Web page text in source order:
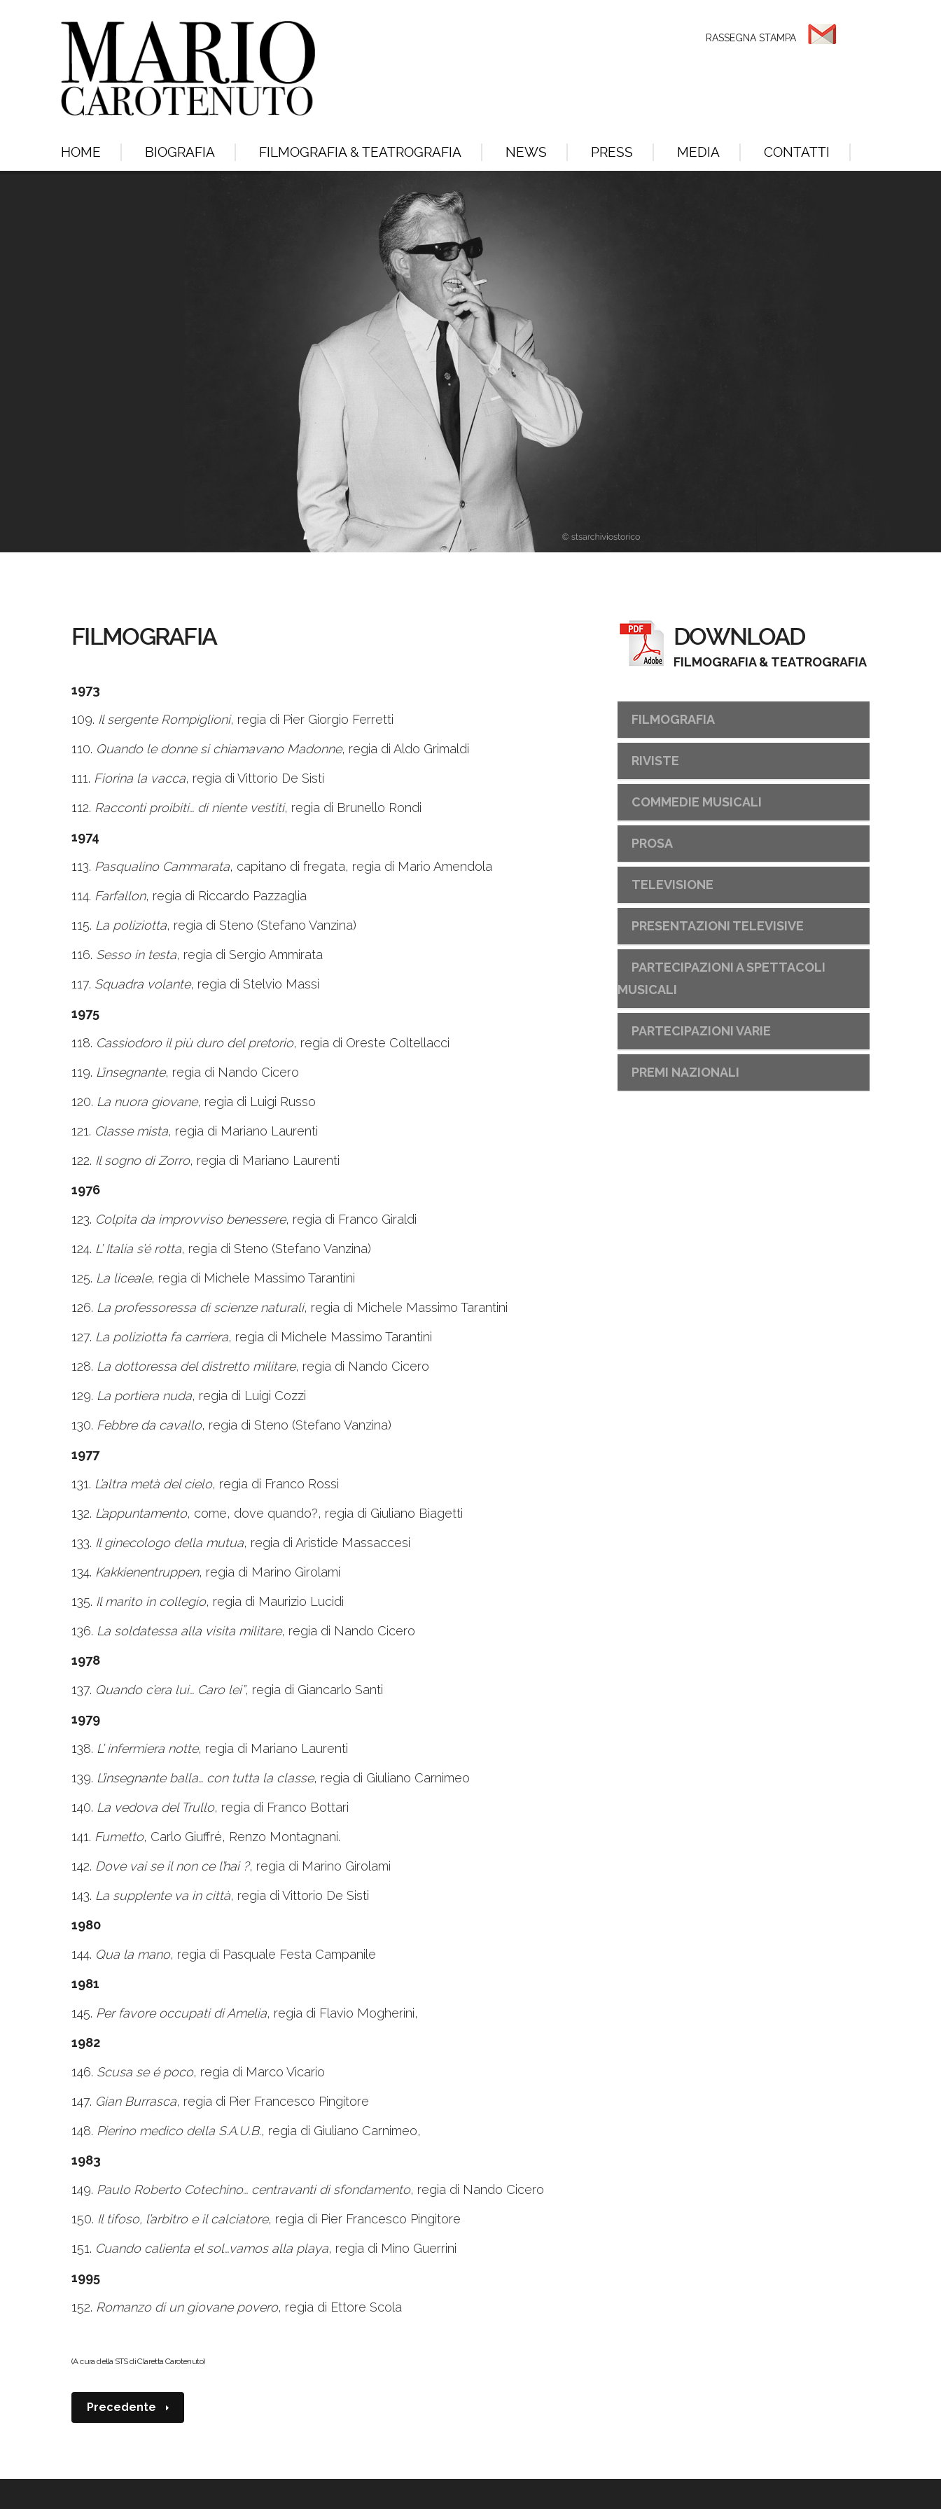
RASSEGNA STAMPA
HOME BIOGRAFIA FILMOGRAFIA & TEATROGRAFIA NEWS PRESS MEDIA CONTATTI
FILMOGRAFIA
1973
109. Il sergente Rompiglioni, regia di Pier Giorgio Ferretti
110. Quando le donne si chiamavano Madonne, regia di Aldo Grimaldi
111. Fiorina la vacca, regia di Vittorio De Sisti
112. Racconti proibiti… di niente vestiti, regia di Brunello Rondi
1974
113. Pasqualino Cammarata, capitano di fregata, regia di Mario Amendola
114. Farfallon, regia di Riccardo Pazzaglia
115. La poliziotta, regia di Steno (Stefano Vanzina)
116. Sesso in testa, regia di Sergio Ammirata
117. Squadra volante, regia di Stelvio Massi
1975
118. Cassiodoro il più duro del pretorio, regia di Oreste Coltellacci
119. L’insegnante, regia di Nando Cicero
120. La nuora giovane, regia di Luigi Russo
121. Classe mista, regia di Mariano Laurenti
122. Il sogno di Zorro, regia di Mariano Laurenti
1976
123. Colpita da improvviso benessere, regia di Franco Giraldi
124. L’ Italia s’é rotta, regia di Steno (Stefano Vanzina)
125. La liceale, regia di Michele Massimo Tarantini
126. La professoressa di scienze naturali, regia di Michele Massimo Tarantini
127. La poliziotta fa carriera, regia di Michele Massimo Tarantini
128. La dottoressa del distretto militare, regia di Nando Cicero
129. La portiera nuda, regia di Luigi Cozzi
130. Febbre da cavallo, regia di Steno (Stefano Vanzina)
1977
131. L’altra metà del cielo, regia di Franco Rossi
132. L’appuntamento, come, dove quando?, regia di Giuliano Biagetti
133. Il ginecologo della mutua, regia di Aristide Massaccesi
134. Kakkienentruppen, regia di Marino Girolami
135. Il marito in collegio, regia di Maurizio Lucidi
136. La soldatessa alla visita militare, regia di Nando Cicero
1978
137. Quando c’era lui… Caro lei”, regia di Giancarlo Santi
1979
138. L’ infermiera notte, regia di Mariano Laurenti
139. L’insegnante balla… con tutta la classe, regia di Giuliano Carnimeo
140. La vedova del Trullo, regia di Franco Bottari
141. Fumetto, Carlo Giuffré, Renzo Montagnani.
142. Dove vai se il non ce l’hai ?, regia di Marino Girolami
143. La supplente va in città, regia di Vittorio De Sisti
1980
144. Qua la mano, regia di Pasquale Festa Campanile
1981
145. Per favore occupati di Amelia, regia di Flavio Mogherini,
1982
146. Scusa se é poco, regia di Marco Vicario
147. Gian Burrasca, regia di Pier Francesco Pingitore
148. Pierino medico della S.A.U.B., regia di Giuliano Carnimeo,
1983
149. Paulo Roberto Cotechino… centravanti di sfondamento, regia di Nando Cicero
150. Il tifoso, l’arbitro e il calciatore, regia di Pier Francesco Pingitore
151. Cuando calienta el sol…vamos alla playa, regia di Mino Guerrini
1995
152. Romanzo di un giovane povero, regia di Ettore Scola
(A cura della STS di Claretta Carotenuto)
Precedente
DOWNLOAD
FILMOGRAFIA & TEATROGRAFIA
FILMOGRAFIA
RIVISTE
COMMEDIE MUSICALI
PROSA
TELEVISIONE
PRESENTAZIONI TELEVISIVE
PARTECIPAZIONI A SPETTACOLI
MUSICALI
PARTECIPAZIONI VARIE
PREMI NAZIONALI